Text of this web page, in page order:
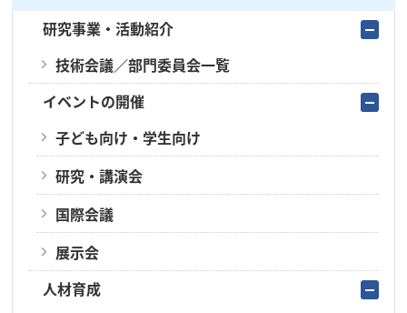
研究事業・活動紹介
技術会議／部門委員会一覧
イベントの開催
子ども向け・学生向け
研究・講演会
国際会議
展示会
人材育成